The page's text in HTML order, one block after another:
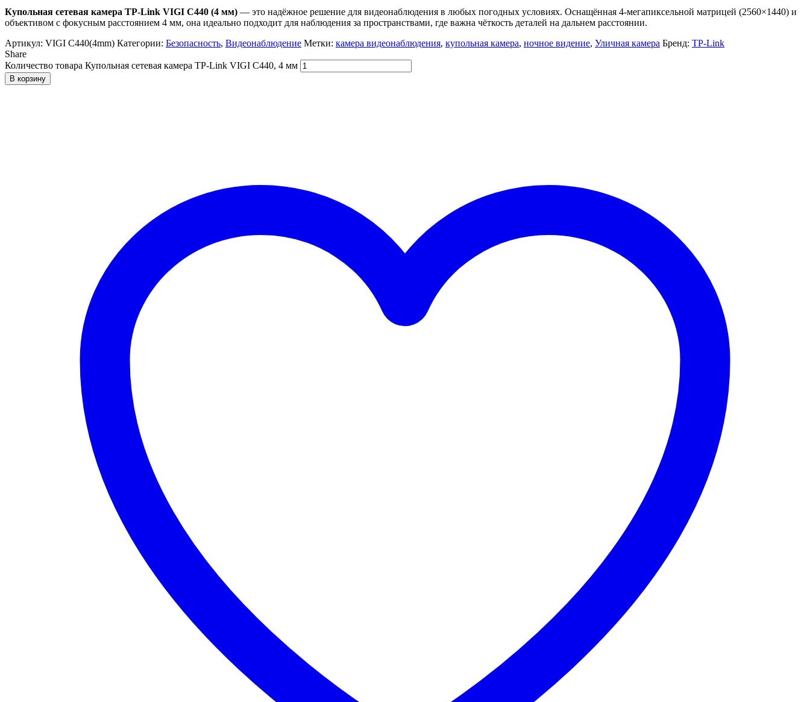
Купольная сетевая камера TP-Link VIGI C440 (4 мм) — это надёжное решение для видеонаблюдения в любых погодных условиях. Оснащённая 4-мегапиксельной матрицей (2560×1440) и
объективом с фокусным расстоянием 4 мм, она идеально подходит для наблюдения за пространствами, где важна чёткость деталей на дальнем расстоянии.
Артикул: VIGI C440(4mm) Категории: Безопасность, Видеонаблюдение Метки: камера видеонаблюдения, купольная камера, ночное видение, Уличная камера Бренд: TP-Link
Share
Количество товара Купольная сетевая камера TP-Link VIGI C440, 4 мм
В корзину